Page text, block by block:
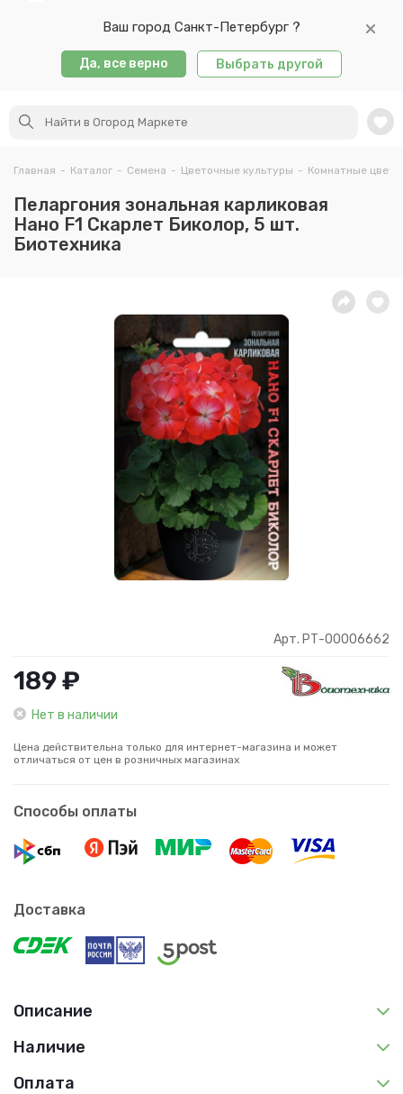
Ваш город Санкт-Петербург ?
Да, все верно Выбрать другой
Главная - Каталог - Семена - Цветочные культуры - Комнатные цветы
Пеларгония зональная карликовая
Нано F1 Скарлет Биколор, 5 шт.
Биотехника
Арт. РТ-00006662
189 ₽
Нет в наличии
Цена действительна только для интернет-магазина и может
отличаться от цен в розничных магазинах
Способы оплаты
Доставка
Описание
Наличие
Оплата